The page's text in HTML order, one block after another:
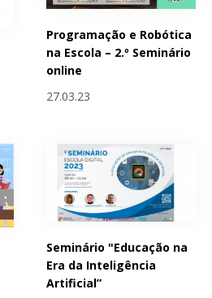
Programação e Robótica
na Escola – 2.º Seminário
online
27.03.23
Seminário "Educação na
Era da Inteligência
Artificial”